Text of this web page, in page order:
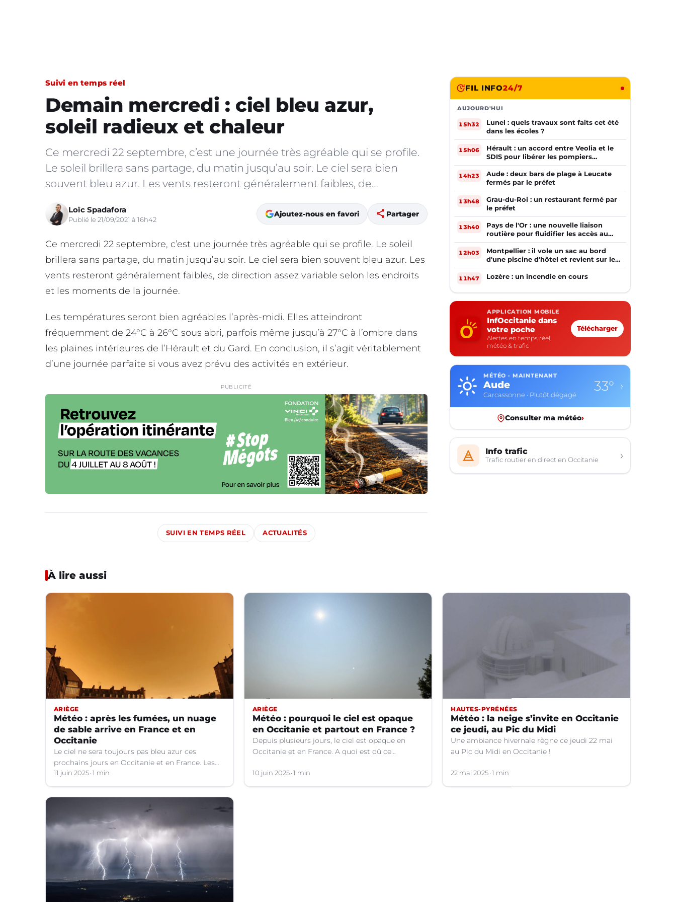
Suivi en temps réel
Demain mercredi : ciel bleu azur,
soleil radieux et chaleur
Ce mercredi 22 septembre, c’est une journée très agréable qui se profile.
Le soleil brillera sans partage, du matin jusqu’au soir. Le ciel sera bien
souvent bleu azur. Les vents resteront généralement faibles, de…
Loïc Spadafora
Publié le 21/09/2021 à 16h42
Ajoutez-nous en favori share Partager
Ce mercredi 22 septembre, c’est une journée très agréable qui se profile. Le soleil
brillera sans partage, du matin jusqu’au soir. Le ciel sera bien souvent bleu azur. Les
vents resteront généralement faibles, de direction assez variable selon les endroits
et les moments de la journée.
Les températures seront bien agréables l’après-midi. Elles atteindront
fréquemment de 24°C à 26°C sous abri, parfois même jusqu’à 27°C à l’ombre dans
les plaines intérieures de l’Hérault et du Gard. En conclusion, il s’agit véritablement
d’une journée parfaite si vous avez prévu des activités en extérieur.
PUBLICITÉ
SUIVI EN TEMPS RÉEL ACTUALITÉS
FIL INFO24/7
AUJOURD'HUI
15h32
Lunel : quels travaux sont faits cet été
dans les écoles ?
15h06
Hérault : un accord entre Veolia et le
SDIS pour libérer les pompiers
volontaires
14h23
Aude : deux bars de plage à Leucate
fermés par le préfet
13h48
Grau-du-Roi : un restaurant fermé par
le préfet
13h40
Pays de l'Or : une nouvelle liaison
routière pour fluidifier les accès au
PIOM
12h03
Montpellier : il vole un sac au bord
d'une piscine d'hôtel et revient sur les
lieux le lendemain
11h47 Lozère : un incendie en cours
APPLICATION MOBILE
InfOccitanie dans
votre poche
Alertes en temps réel,
météo & trafic
Télécharger
MÉTÉO · MAINTENANT
Aude
Carcassonne · Plutôt dégagé
33° ›
Consulter ma météo›
Info trafic
Trafic routier en direct en Occitanie ›
À lire aussi
ARIÈGE
Météo : après les fumées, un nuage
de sable arrive en France et en
Occitanie
Le ciel ne sera toujours pas bleu azur ces
prochains jours en Occitanie et en France. Les
explications météo.
11 juin 2025 1 min
ARIÈGE
Météo : pourquoi le ciel est opaque
en Occitanie et partout en France ?
Depuis plusieurs jours, le ciel est opaque en
Occitanie et en France. A quoi est dû ce
10 juin 2025 1 min
HAUTES-PYRÉNÉES
Météo : la neige s’invite en Occitanie
ce jeudi, au Pic du Midi
Une ambiance hivernale règne ce jeudi 22 mai
au Pic du Midi en Occitanie !
22 mai 2025 1 min